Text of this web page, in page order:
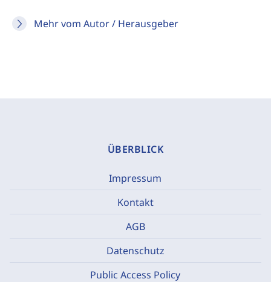
Mehr vom Autor / Herausgeber
ÜBERBLICK
Impressum
Kontakt
AGB
Datenschutz
Public Access Policy